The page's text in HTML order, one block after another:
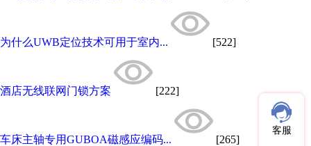
为什么UWB定位技术可用于室内... [522]
酒店无线联网门锁方案 [222]
车床主轴专用GUBOA磁感应编码... [265]
客服